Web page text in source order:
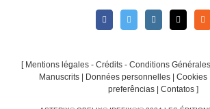
[ Mentions légales - Crédits - Conditions
Manuscrits
Données personnelles
Cookies
preferências
Contatos ]